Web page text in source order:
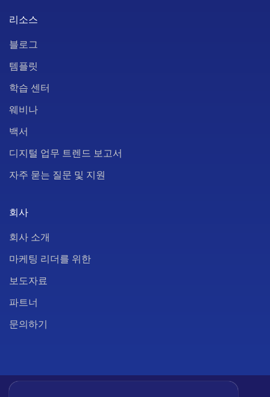
리소스
블로그
템플릿
학습 센터
웨비나
백서
디지털 업무 트렌드 보고서
자주 묻는 질문 및 지원
회사
회사 소개
마케팅 리더를 위한
보도자료
파트너
문의하기